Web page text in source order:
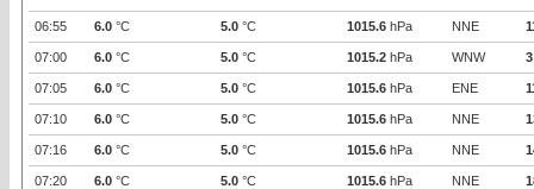
06:55 6.0 °C 5.0 °C 1015.6 hPa NNE
07:00 6.0 °C 5.0 °C 1015.2 hPa WNW 3
07:05 6.0 °C 5.0 °C 1015.6 hPa ENE
07:10 6.0 °C 5.0 °C 1015.6 hPa NNE
07:16 6.0 °C 5.0 °C 1015.6 hPa NNE
07:20 6.0 °C 5.0 °C 1015.6 hPa NNE